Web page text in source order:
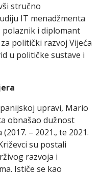
stručno
IT menadžmenta
polaznik i diplomant
politički razvoj Vijeća
u političke sustave i
upravi, Mario
obnašao dužnost
– 2021., te 2021.
su postali
razvoja i
Ističe se kao